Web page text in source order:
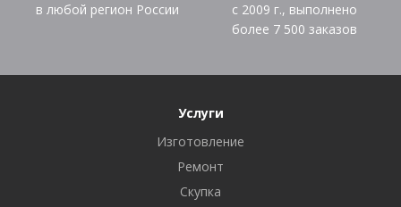
в любой регион России
с 2009 г., выполнено
более 7 500 заказов
Услуги
Изготовление
Ремонт
Скупка